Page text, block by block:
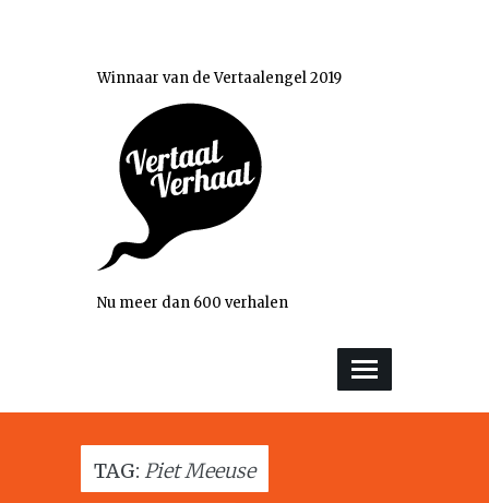
Winnaar van de Vertaalengel 2019
Nu meer dan 600 verhalen
TAG: Piet Meeuse